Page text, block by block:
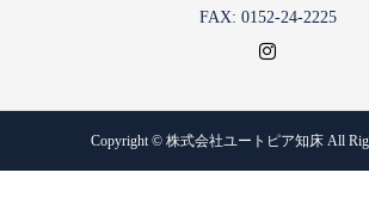
FAX: 0152-24-2225
Copyright © 株式会社ユートピア知床 All